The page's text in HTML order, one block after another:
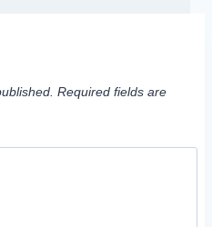
Required fields are